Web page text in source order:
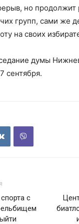
но продолжит
групп, сами же
на своих
думы
сентября.
с